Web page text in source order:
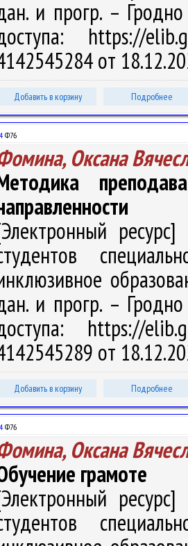
и прогр. –
https://
от
Добавить в корзину Подробнее
Ф76
Оксана
и прогр. –
https://
от
Добавить в корзину Подробнее
Ф76
Оксана
грамоте